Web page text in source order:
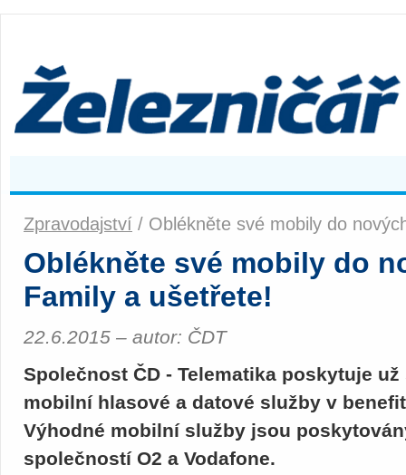
Zpravodajství / Oblékněte své mobily do
Oblékněte své mobily do
Family a ušetřete!
22.6.2015 – autor: ČDT
Společnost ČD - Telematika poskytuje
mobilní hlasové a datové služby v
Výhodné mobilní služby jsou
společností O2 a Vodafone.